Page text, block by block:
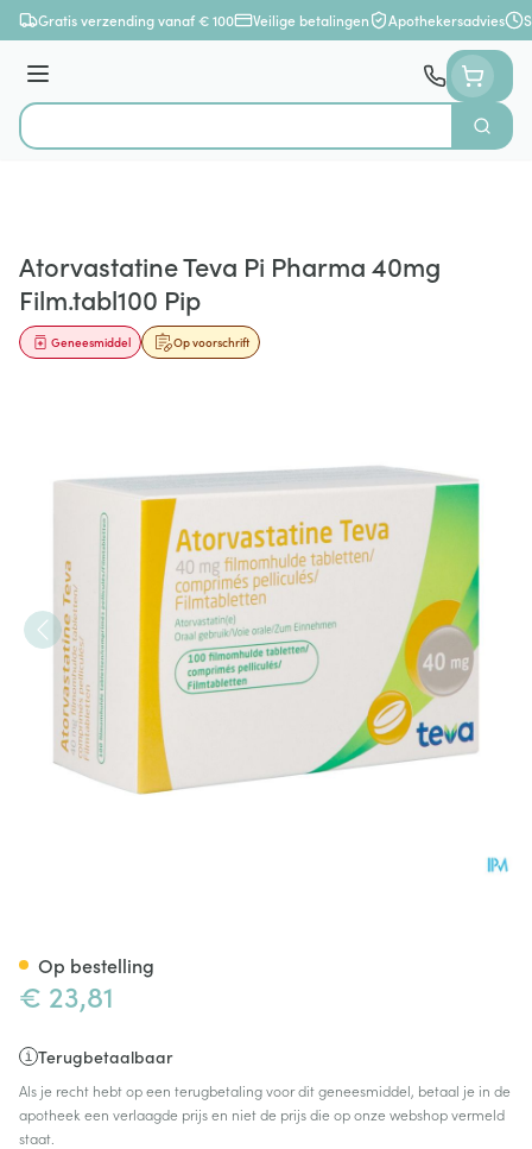
Ga naar de inhoud
Gratis verzending vanaf € 100 Veilige betalingen Apothekersadvies
Menu
Product, merk, categorie...
Zoek
Atorvastatine Teva Pi Pharma 40mg
Film.tabl100 Pip
Op voorschrift
Geneesmiddel
€ 23,81
Terugbetaalbaar
Als je recht hebt op een terugbetaling voor dit geneesmiddel, betaal je in de
apotheek een verlaagde prijs en niet de prijs die op onze webshop vermeld
staat.
Op bestelling